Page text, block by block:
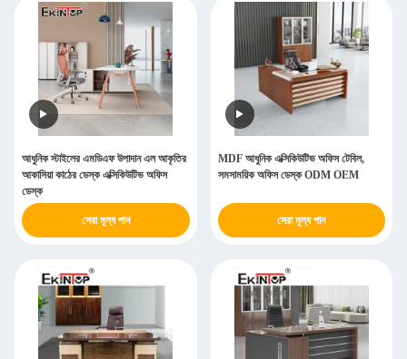
আধুনিক স্টাইলের এমডিএফ উপাদান এল আকৃতির
আকাসিয়া কাঠের ডেস্ক এক্সিকিউটিভ অফিস
ডেস্ক
সেরা মূল্য পান
MDF আধুনিক এক্সিকিউটিভ অফিস টেবিল,
সমসাময়িক অফিস ডেস্ক ODM OEM
সেরা মূল্য পান